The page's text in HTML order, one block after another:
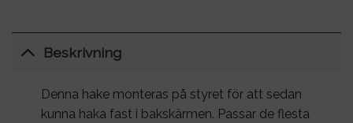
Beskrivning
Denna hake monteras på styret för att sedan
kunna haka fast i bakskärmen. Passar de flesta